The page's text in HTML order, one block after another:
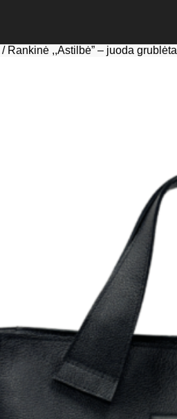
/ Rankinė ,,Astilbė” – juoda grublėta